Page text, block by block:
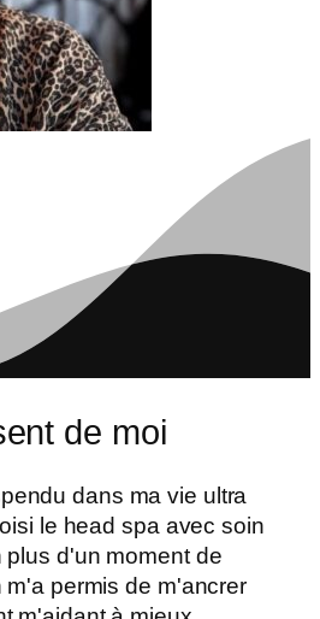
de moi
dans ma vie ultra
le head spa avec soin
d'un moment de
permis de m'ancrer